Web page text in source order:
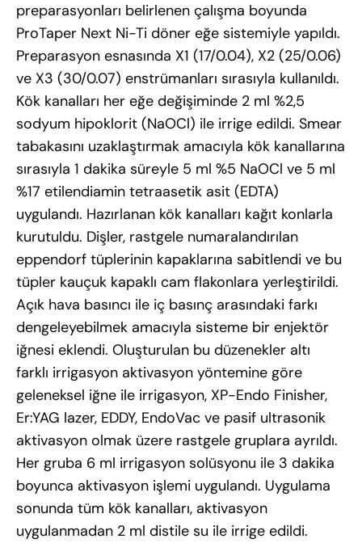
preparasyonları belirlenen çalışma boyunda
ProTaper Next Ni-Ti döner eğe sistemiyle yapıldı.
Preparasyon esnasında X1 (17/0.04), X2 (25/0.06)
ve X3 (30/0.07) enstrümanları sırasıyla kullanıldı.
Kök kanalları her eğe değişiminde 2 ml %2,5
sodyum hipoklorit (NaOCl) ile irrige edildi. Smear
tabakasını uzaklaştırmak amacıyla kök kanallarına
sırasıyla 1 dakika süreyle 5 ml %5 NaOCl ve 5 ml
%17 etilendiamin tetraasetik asit (EDTA)
uygulandı. Hazırlanan kök kanalları kağıt konlarla
kurutuldu. Dişler, rastgele numaralandırılan
eppendorf tüplerinin kapaklarına sabitlendi ve bu
tüpler kauçuk kapaklı cam flakonlara yerleştirildi.
Açık hava basıncı ile iç basınç arasındaki farkı
dengeleyebilmek amacıyla sisteme bir enjektör
iğnesi eklendi. Oluşturulan bu düzenekler altı
farklı irrigasyon aktivasyon yöntemine göre
geleneksel iğne ile irrigasyon, XP-Endo Finisher,
Er:YAG lazer, EDDY, EndoVac ve pasif ultrasonik
aktivasyon olmak üzere rastgele gruplara ayrıldı.
Her gruba 6 ml irrigasyon solüsyonu ile 3 dakika
boyunca aktivasyon işlemi uygulandı. Uygulama
sonunda tüm kök kanalları, aktivasyon
uygulanmadan 2 ml distile su ile irrige edildi.